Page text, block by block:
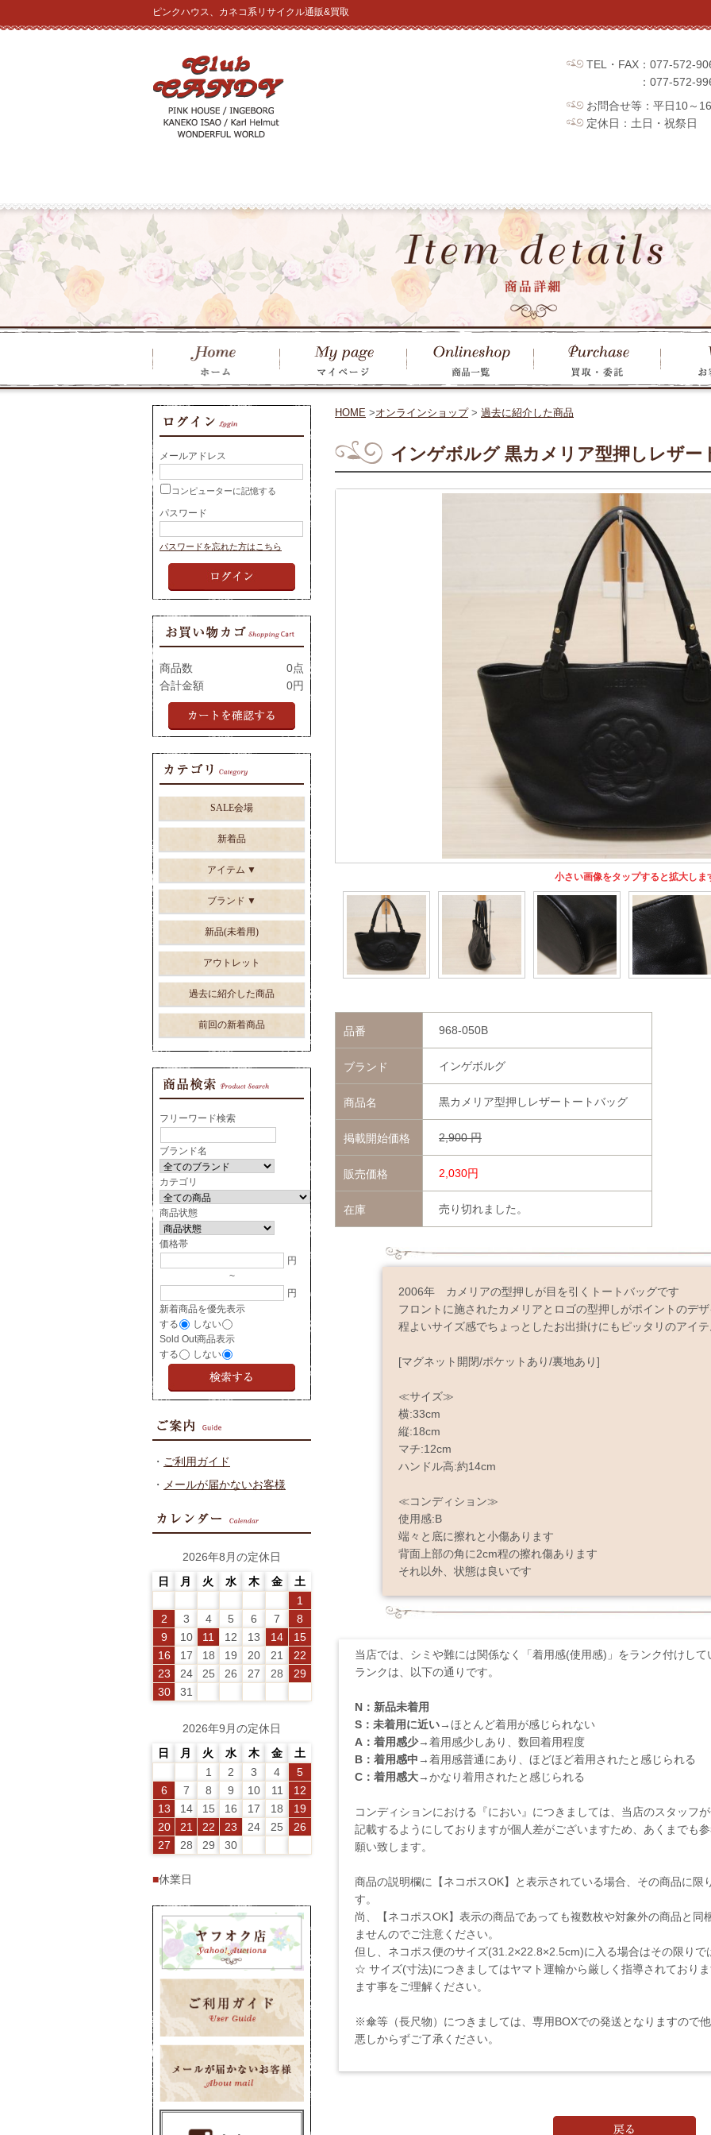
ピンクハウス、カネコ系リサイクル通販&買取
TEL・FAX：077-572-
：077-572-
お問合せ等：平日10～
定休日：土日・祝祭日
HOME >オンラインショップ> 過去に紹介した商品
インゲボルグ 黒カメリア型押しレザー
小さい画像をタップすると拡大しま
品番 968-050B
ブランド インゲボルグ
商品名 黒カメリア型押しレザートートバッグ
掲載開始価格 2,900 円
販売価格 2,030円
在庫 売り切れました。
2006年 カメリアの型押しが目を引くトートバッグです
フロントに施されたカメリアとロゴの型押しがポイントのデ
程よいサイズ感でちょっとしたお出掛けにもピッタリのアイ
[マグネット開閉/ポケットあり/裏地あり]
≪サイズ≫
横:33cm
縦:18cm
マチ:12cm
ハンドル高:約14cm
≪コンディション≫
使用感:B
端々と底に擦れと小傷あります
背面上部の角に2cm程の擦れ傷あります
それ以外、状態は良いです
当店では、シミや難には関係なく「着用感(使用感)」をランク付けして
ランクは、以下の通りです。
N：新品未着用
S：未着用に近い→ほとんど着用が感じられない
A：着用感少→着用感少しあり、数回着用程度
B：着用感中→着用感普通にあり、ほどほど着用されたと感じられる
C：着用感大→かなり着用されたと感じられる
コンディションにおける『におい』につきましては、当店のスタッフ
記載するようにしておりますが個人差がございますため、あくまでも
願い致します。
商品の説明欄に【ネコポスOK】と表示されている場合、その商品に限
す。
尚、【ネコポスOK】表示の商品であっても複数枚や対象外の商品と同
ませんのでご注意ください。
但し、ネコポス便のサイズ(31.2×22.8×2.5cm)に入る場合はその限りで
☆ サイズ(寸法)につきましてはヤマト運輸から厳しく指導されており
ます事をご理解ください。
※傘等（長尺物）につきましては、専用BOXでの発送となりますので
悪しからずご了承ください。
メールアドレス
コンピューターに記憶する
パスワード
パスワードを忘れた方はこちら
商品数
0点
合計金額
0円
SALE会場
新着品
アイテム
ブランド
新品(未着用)
アウトレット
過去に紹介した商品
前回の新着商品
フリーワード検索
ブランド名
カテゴリ
商品状態
価格帯
円
~
円
新着商品を優先表示
する
しない
Sold Out商品表示
する
しない
・ ご利用ガイド
・ メールが届かないお客様
2026年8月の定休日
日
月 火 水 木 金
土
1
2
3 4 5 6 7
8
9
10 11 12 13 14
15
16
17 18 19 20 21
22
23
24 25 26 27 28
29
30
31
2026年9月の定休日
日
月 火 水 木 金
土
1
2 3 4
5
6
7 8 9 10 11
12
13
14 15 16 17 18
19
20
21 22 23 24 25
26
27
28 29 30
■休業日